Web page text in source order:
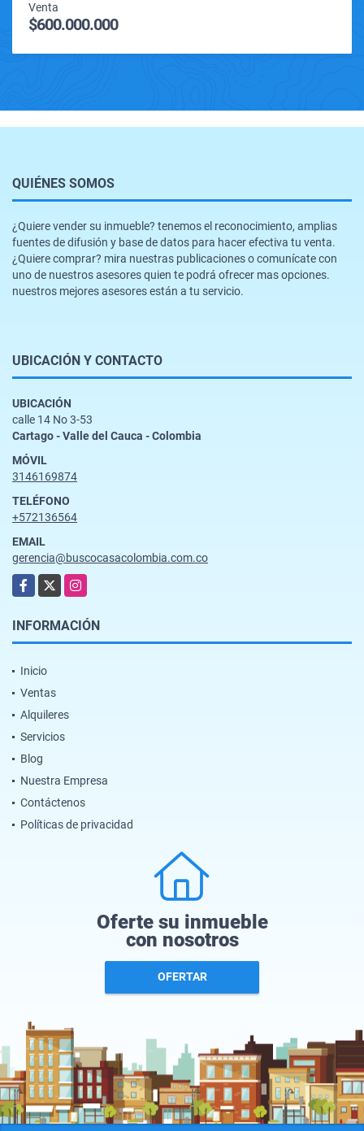
Venta
$600.000.000
QUIÉNES SOMOS
¿Quiere vender su inmueble? tenemos el reconocimiento, amplias
fuentes de difusión y base de datos para hacer efectiva tu venta.
¿Quiere comprar? mira nuestras publicaciones o comunícate con
uno de nuestros asesores quien te podrá ofrecer mas opciones.
nuestros mejores asesores están a tu servicio.
UBICACIÓN Y CONTACTO
UBICACIÓN
calle 14 No 3-53
Cartago - Valle del Cauca - Colombia
MÓVIL
3146169874
TELÉFONO
+572136564
EMAIL
gerencia@buscocasacolombia.com.co
Facebook
X Instagram
INFORMACIÓN
Inicio
Ventas
Alquileres
Servicios
Blog
Nuestra Empresa
Contáctenos
Políticas de privacidad
Oferte su inmueble
con nosotros
OFERTAR